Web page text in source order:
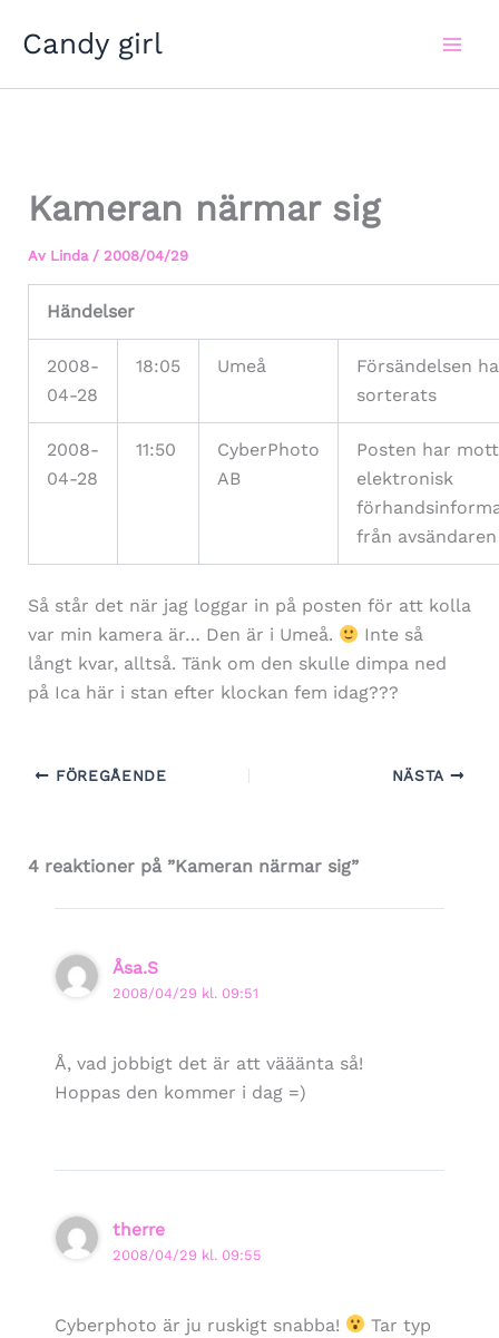
Candy girl
Kameran närmar sig
Av Linda / 2008/04/29
Händelser
2008-
04-28
18:05 Umeå
Försändelsen
sorterats
2008-
04-28
11:50
CyberPhoto
AB
Posten har
elektronisk
från avsändaren
Så står det när jag loggar in på posten för att kolla
var min kamera är… Den är i Umeå.
Inte så
långt kvar, alltså. Tänk om den skulle dimpa ned
på Ica här i stan efter klockan fem idag???
FÖREGÅENDE NÄSTA
4 reaktioner på ”Kameran närmar sig”
Åsa.S
2008/04/29 kl. 09:51
Å, vad jobbigt det är att vääänta så!
Hoppas den kommer i dag =)
therre
2008/04/29 kl. 09:55
Cyberphoto är ju ruskigt snabba!
Tar typ